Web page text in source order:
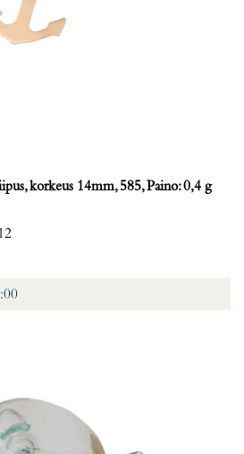
korkeus 14mm, 585, Paino: 0,4 g